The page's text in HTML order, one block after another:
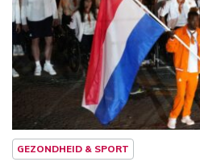
GEZONDHEID & SPORT